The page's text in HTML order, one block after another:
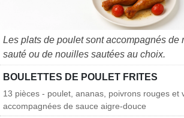
Les plats de poulet sont accompagnés de
sauté ou de nouilles sautées au choix.
BOULETTES DE POULET FRITES
13 pièces - poulet, ananas, poivrons rouges et
accompagnées de sauce aigre-douce